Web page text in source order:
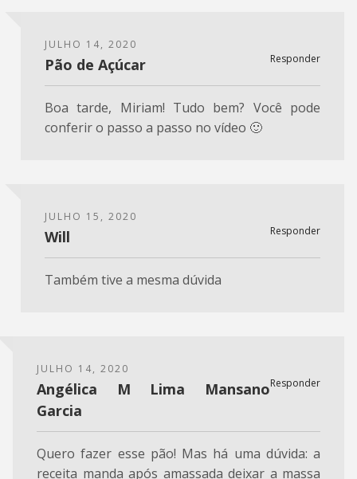
JULHO 14, 2020
Responder
Pão de Açúcar
Boa tarde, Miriam! Tudo bem? Você pode
conferir o passo a passo no vídeo 🙂
JULHO 15, 2020
Responder
Will
Também tive a mesma dúvida
JULHO 14, 2020
Responder
Angélica M Lima Mansano
Garcia
Quero fazer esse pão! Mas há uma dúvida: a
receita manda após amassada deixar a massa